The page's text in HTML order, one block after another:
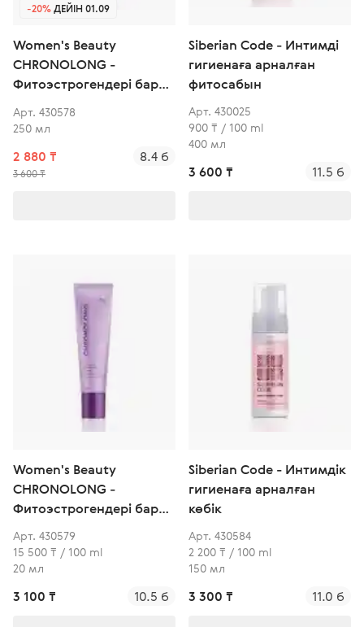
-20%ДЕЙІН 01.09
Women's Beauty
CHRONOLONG -
Фитоэстрогендері бар
арналған део-гель
Арт. 430578
250 мл
2 880 ₸
3 600 ₸
8.4 б
Siberian Code - Интимді
гигиенаға арналған
фитосабын
Арт. 430025
900 ₸ / 100 ml
400 мл
3 600 ₸ 11.5 б
Women's Beauty
CHRONOLONG -
Фитоэстрогендері бар
нәзік күтімге арналған
гель
Арт. 430579
15 500 ₸ / 100 ml
20 мл
3 100 ₸ 10.5 б
Siberian Code - Интимдік
гигиенаға арналған
көбік
Арт. 430584
2 200 ₸ / 100 ml
150 мл
3 300 ₸ 11.0 б